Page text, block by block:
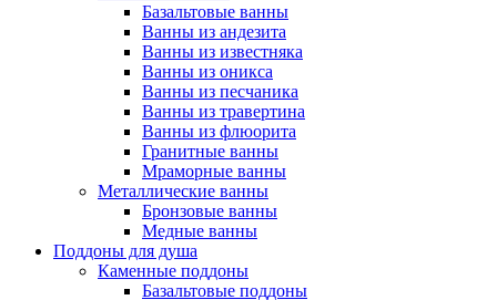
Базальтовые ванны
Ванны из андезита
Ванны из известняка
Ванны из оникса
Ванны из песчаника
Ванны из травертина
Ванны из флюорита
Гранитные ванны
Мраморные ванны
Металлические ванны
Бронзовые ванны
Медные ванны
Поддоны для душа
Каменные поддоны
Базальтовые поддоны